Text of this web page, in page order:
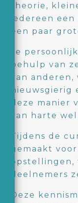
theorie,
iedereen
een paar
Je
behulp van
van
nieuwsgierig
deze manier
van harte
Tijdens de
gemaakt
deelnemers
Deze